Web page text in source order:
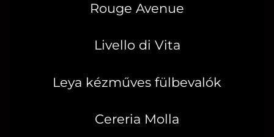
Rouge Avenue
Livello di Vita
Leya kézműves fülbevalók
Cereria Molla